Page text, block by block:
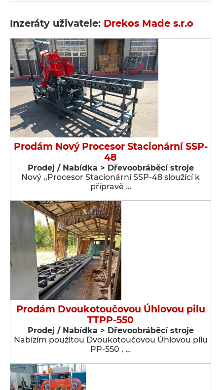
Inzeráty uživatele: Drekos Made s.r.o
Prodám Nový Procesor Stacionární SSP-
48
Prodej / Nabídka > Dřevoobráběcí stroje
Nový ,,Procesor Stacionární SSP-48 sloužící k
přípravě …
Prodám Dvoukotoučovou Úhlovou pilu
TTPP-550
Prodej / Nabídka > Dřevoobráběcí stroje
Nabízím použitou Dvoukotoučovou Úhlovou pilu
PP-550 , …